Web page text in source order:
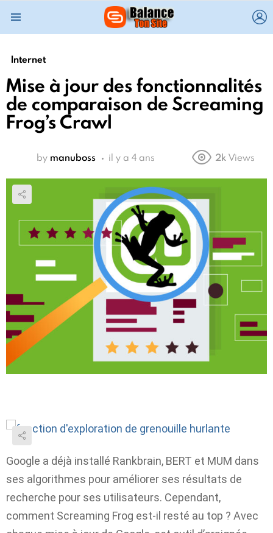
Internet
Mise à jour des fonctionnalités
de comparaison de Screaming
Frog’s Crawl
by manuboss il y a 4 ans 2k Views
Google a déjà installé Rankbrain, BERT et MUM dans
ses algorithmes pour améliorer ses résultats de
recherche pour ses utilisateurs. Cependant,
comment Screaming Frog est-il resté au top ? Avec